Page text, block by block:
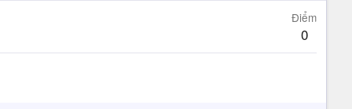
Điểm
0